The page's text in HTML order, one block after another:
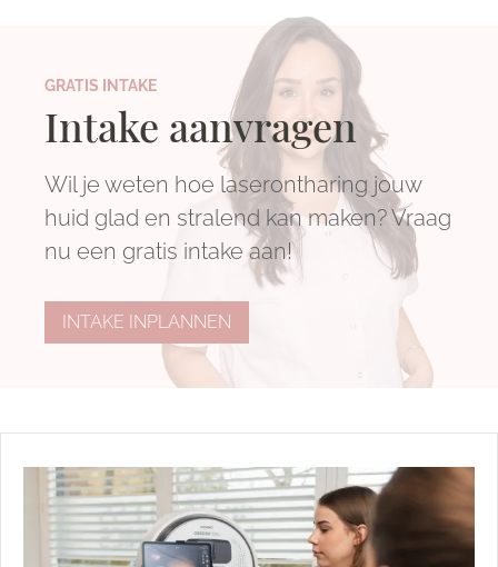
GRATIS INTAKE
Intake aanvragen
Wil je weten hoe laserontharing jouw
huid glad en stralend kan maken? Vraag
nu een gratis intake aan!
INTAKE INPLANNEN